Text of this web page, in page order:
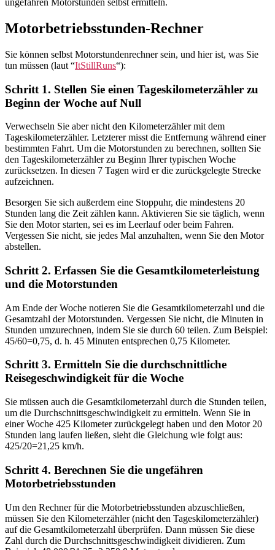
ungefähren Motorstunden selbst ermitteln.
Motorbetriebsstunden-Rechner
Sie können selbst Motorstundenrechner sein, und hier ist, was Sie
tun müssen (laut “ItStillRuns“):
Schritt 1. Stellen Sie einen Tageskilometerzähler zu
Beginn der Woche auf Null
Verwechseln Sie aber nicht den Kilometerzähler mit dem
Tageskilometerzähler. Letzterer misst die Entfernung während einer
bestimmten Fahrt. Um die Motorstunden zu berechnen, sollten Sie
den Tageskilometerzähler zu Beginn Ihrer typischen Woche
zurücksetzen. In diesen 7 Tagen wird er die zurückgelegte Strecke
aufzeichnen.
Besorgen Sie sich außerdem eine Stoppuhr, die mindestens 20
Stunden lang die Zeit zählen kann. Aktivieren Sie sie täglich, wenn
Sie den Motor starten, sei es im Leerlauf oder beim Fahren.
Vergessen Sie nicht, sie jedes Mal anzuhalten, wenn Sie den Motor
abstellen.
Schritt 2. Erfassen Sie die Gesamtkilometerleistung
und die Motorstunden
Am Ende der Woche notieren Sie die Gesamtkilometerzahl und die
Gesamtzahl der Motorstunden. Vergessen Sie nicht, die Minuten in
Stunden umzurechnen, indem Sie sie durch 60 teilen. Zum Beispiel:
45/60=0,75, d. h. 45 Minuten entsprechen 0,75 Kilometer.
Schritt 3. Ermitteln Sie die durchschnittliche
Reisegeschwindigkeit für die Woche
Sie müssen auch die Gesamtkilometerzahl durch die Stunden teilen,
um die Durchschnittsgeschwindigkeit zu ermitteln. Wenn Sie in
einer Woche 425 Kilometer zurückgelegt haben und den Motor 20
Stunden lang laufen ließen, sieht die Gleichung wie folgt aus:
425/20=21,25 km/h.
Schritt 4. Berechnen Sie die ungefähren
Motorbetriebsstunden
Um den Rechner für die Motorbetriebsstunden abzuschließen,
müssen Sie den Kilometerzähler (nicht den Tageskilometerzähler)
auf die Gesamtkilometerzahl überprüfen. Dann müssen Sie diese
Zahl durch die Durchschnittsgeschwindigkeit dividieren. Zum